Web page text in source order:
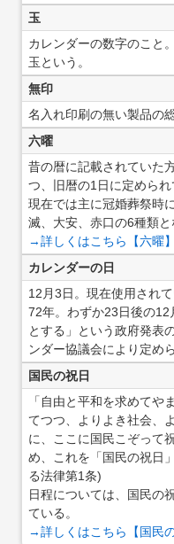
玉
カレンダーの数字のこと
玉という。
無印
名入れ印刷の無い製品の
六曜
昔の暦に記載されていた
つ、旧暦の1日に定められ
現在では主に冠婚葬祭時
滅、大安、赤口の6種類と
→詳しくはこちら【六曜】
カレンダーの日
12月3日。現在使用され
72年。わずか23日後の12
とする」という政府発表
ンダー協議会により定め
国民の祝日
「自由と平和を求めてや
てつつ、よりよき社会、
に、ここに国民こぞって
め、これを「国民の祝日
る法律第1条)
日程については、国民の
ている。
→詳しくはこちら【国民の